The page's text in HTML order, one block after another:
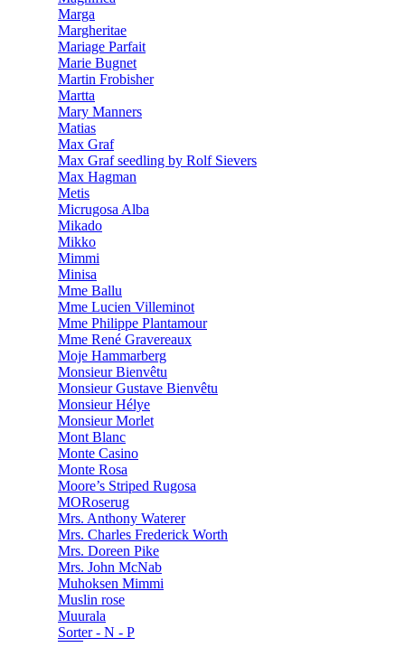
Marga
Margheritae
Mariage Parfait
Marie Bugnet
Martin Frobisher
Martta
Mary Manners
Matias
Max Graf
Max Graf seedling by Rolf Sievers
Max Hagman
Metis
Micrugosa Alba
Mikado
Mikko
Mimmi
Minisa
Mme Ballu
Mme Lucien Villeminot
Mme Philippe Plantamour
Mme René Gravereaux
Moje Hammarberg
Monsieur Bienvêtu
Monsieur Gustave Bienvêtu
Monsieur Hélye
Monsieur Morlet
Mont Blanc
Monte Casino
Monte Rosa
Moore’s Striped Rugosa
MORoserug
Mrs. Anthony Waterer
Mrs. Charles Frederick Worth
Mrs. Doreen Pike
Mrs. John McNab
Muhoksen Mimmi
Muslin rose
Muurala
Sorter - N - P